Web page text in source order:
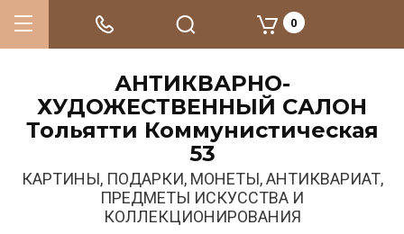
АНТИКВАРНО-
ХУДОЖЕСТВЕННЫЙ САЛОН
Тольятти Коммунистическая
53
КАРТИНЫ, ПОДАРКИ, МОНЕТЫ, АНТИКВАРИАТ,
ПРЕДМЕТЫ ИСКУССТВА И
КОЛЛЕКЦИОНИРОВАНИЯ
0